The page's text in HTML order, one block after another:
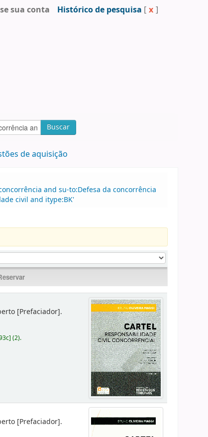
sua conta Histórico de pesquisa [ x ]
Buscar
de aquisição
and su-to:Defesa da concorrência
civil and itype:BK'
[Prefaciador].
](2).
[Prefaciador].